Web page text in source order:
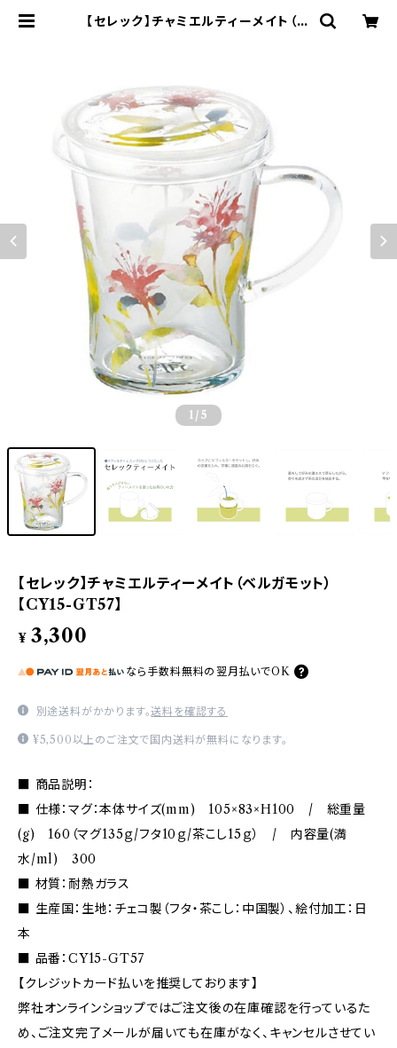
【セレック】チャミエルティーメイト（ベ
1 /5
【セレック】チャミエルティーメイト（ベルガモット）
【CY15-GT57】
¥ 3,300
なら 手数料無料の 翌月払いでOK
別途送料がかかります。送料を確認する
¥5,500以上のご注文で国内送料が無料になります。
■ 商品説明：
■ 仕様：マグ：本体サイズ(mm) 105×83×H100 / 総重量
(g) 160（マグ135ｇ/フタ10ｇ/茶こし15ｇ） / 内容量(満
水/ml) 300
■ 材質：耐熱ガラス
■ 生産国：生地：チェコ製（フタ・茶こし：中国製）、絵付加工：日
本
■ 品番：CY15-GT57
【クレジットカード払いを推奨しております】
弊社オンラインショップではご注文後の在庫確認を行っているた
め、ご注文完了メールが届いても在庫がなく、キャンセルさせてい